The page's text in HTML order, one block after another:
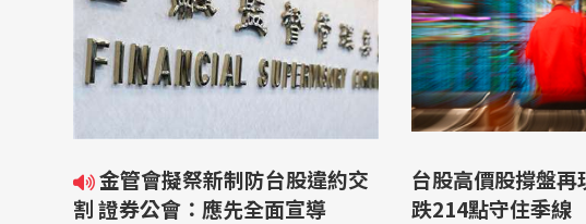
金管會擬祭新制防台股違約交
割 證券公會：應先全面宣導
台股高價股撐盤再
跌214點守住季線